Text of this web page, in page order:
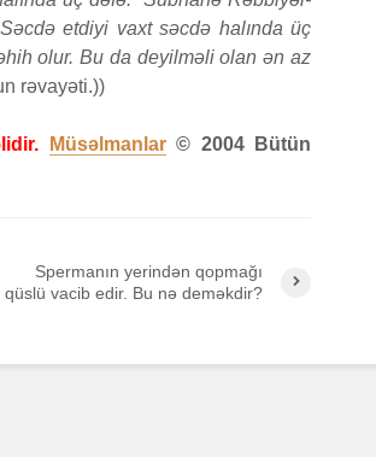
etdiyi vaxt səcdə halında üç
olur. Bu da deyilməli olan ən az
rəvayəti.))
Müsəlmanlar© 2004 Bütün
Spermanın yerindən qopmağı
qüslü vacib edir. Bu nə deməkdir?